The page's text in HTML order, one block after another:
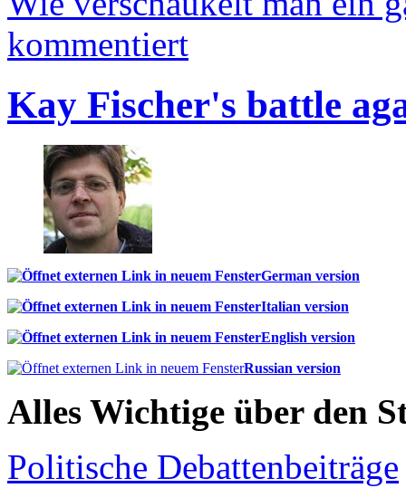
kommentiert
Kay Fischer's battle
German version
Italian version
English version
Russian version
Alles Wichtige über den
Politische Debattenbeiträge